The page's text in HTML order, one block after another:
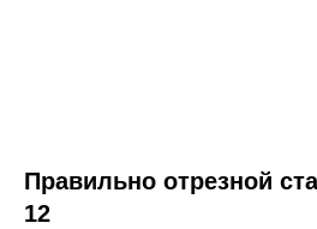
Правильно отрезной
12